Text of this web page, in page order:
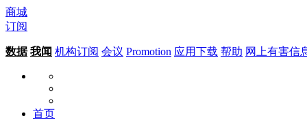
商城
订阅
数据 我闻 机构订阅 会议 Promotion 应用下载 帮助 网上有害信
首页